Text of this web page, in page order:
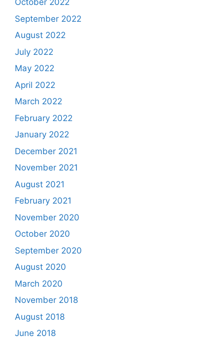
October 2022
September 2022
August 2022
July 2022
May 2022
April 2022
March 2022
February 2022
January 2022
December 2021
November 2021
August 2021
February 2021
November 2020
October 2020
September 2020
August 2020
March 2020
November 2018
August 2018
June 2018